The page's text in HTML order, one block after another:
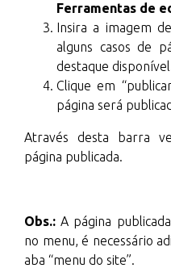
Ferramentas de
Insira a imagem
alguns casos de
destaque
Clique em
página será
Através desta barra
página publicada.
Obs.: A página
no menu, é necessário
aba “menu do site”.